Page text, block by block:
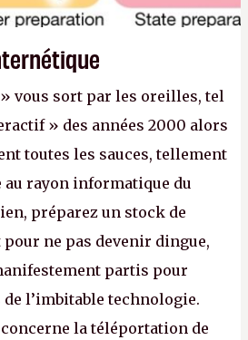
vous sort par les oreilles, tel
» des années 2000 alors
toutes les sauces, tellement
au rayon informatique du
préparez un stock de
ne pas devenir dingue,
partis pour
l’imbitable technologie.
la téléportation de